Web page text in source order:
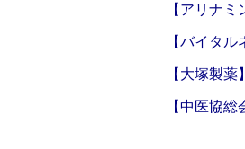
【アリナ
【バイタ
【大塚製
【中医協